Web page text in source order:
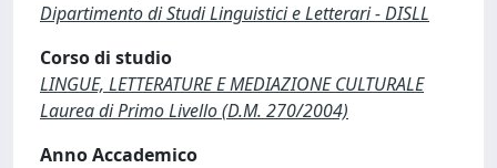
Dipartimento di Studi Linguistici e Letterari - DISLL
Corso di studio
LINGUE, LETTERATURE E MEDIAZIONE CULTURALE
Laurea di Primo Livello (D.M. 270/2004)
Anno Accademico